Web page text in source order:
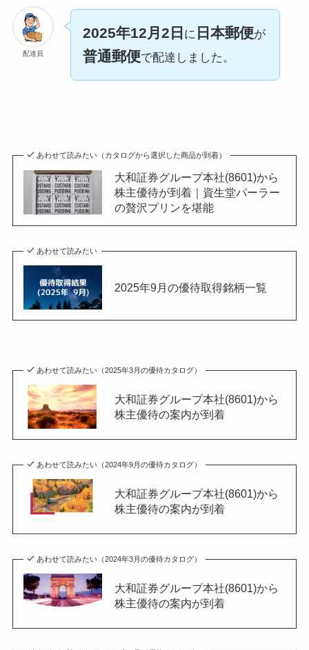
配達員
2025年12月2日 に 日本郵便が
普通郵便で配達しました。
あわせて読みたい（カタログから選択した商品が到着）
大和証券グループ本社(8601)から
株主優待が到着｜資生堂パーラー
の贅沢プリンを堪能
あわせて読みたい
2025年9月の優待取得銘柄一覧
あわせて読みたい（2025年3月の優待カタログ）
大和証券グループ本社(8601)から
株主優待の案内が到着
あわせて読みたい（2024年9月の優待カタログ）
大和証券グループ本社(8601)から
株主優待の案内が到着
あわせて読みたい（2024年3月の優待カタログ）
大和証券グループ本社(8601)から
株主優待の案内が到着